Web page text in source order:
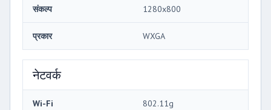
संकल्प 1280x800
प्रकार WXGA
नेटवर्क
Wi-Fi 802.11g